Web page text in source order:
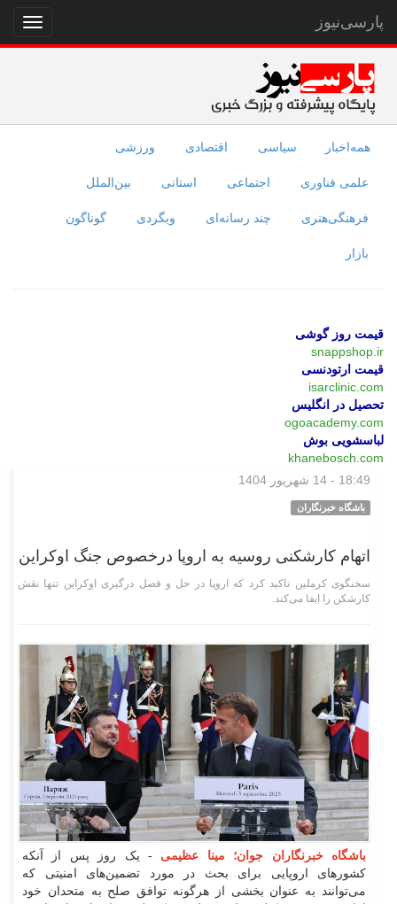
نمایش
منو
پارسی‌نیوز
همه‌اخبار سیاسی اقتصادی ورزشی
علمی فناوری اجتماعی استانی بین‌الملل
فرهنگی‌هنری چند رسانه‌ای وبگردی گوناگون
بازار
قیمت روز گوشی
snappshop.ir
قیمت ارتودنسی
isarclinic.com
تحصیل در انگلیس
ogoacademy.com
لباسشویی بوش
khanebosch.com
18:49 - 14 شهریور 1404
باشگاه خبرنگاران
اتهام کارشکنی روسیه به اروپا درخصوص جنگ اوکراین
سخنگوی کرملین تاکید کرد که اروپا در حل و فصل درگیری اوکراین تنها نقش
کارشکن را ایفا می‌کند.
باشگاه خبرنگاران جوان؛ مینا عظیمی - یک روز پس از آنکه
کشور‌های اروپایی برای بحث در مورد تضمین‌های امنیتی که
می‌توانند به عنوان بخشی از هرگونه توافق صلح به متحدان خود